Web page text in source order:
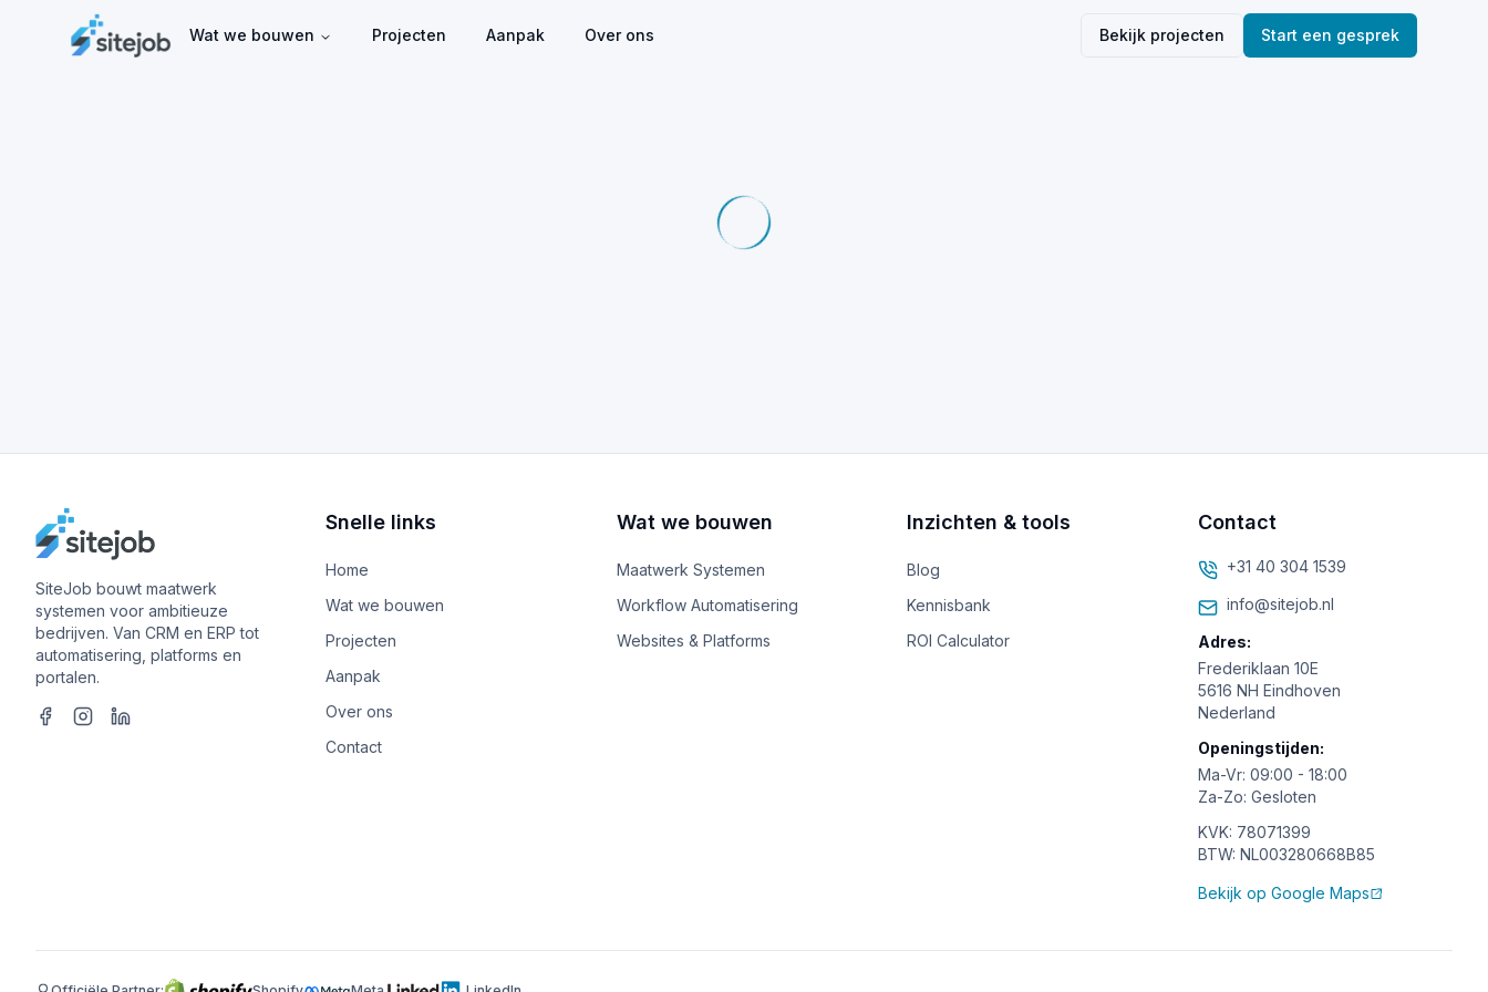
Wat we bouwen Projecten Aanpak Over ons Bekijk projecten Start een gesprek
SiteJob bouwt maatwerk
systemen voor ambitieuze
bedrijven. Van CRM en ERP tot
automatisering, platforms en
portalen.
Snelle links
Home
Wat we bouwen
Projecten
Aanpak
Over ons
Contact
Wat we bouwen
Maatwerk Systemen
Workflow Automatisering
Websites & Platforms
Inzichten & tools
Blog
Kennisbank
ROI Calculator
Contact
+31 40 304 1539
info@sitejob.nl
Adres:
Frederiklaan 10E
5616 NH Eindhoven
Nederland
Openingstijden:
Ma-Vr: 09:00 - 18:00
Za-Zo: Gesloten
KVK: 78071399
BTW: NL003280668B85
Bekijk op Google Maps